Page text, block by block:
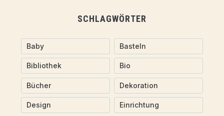
SCHLAGWÖRTER
Baby Basteln
Bibliothek Bio
Bücher Dekoration
Design Einrichtung